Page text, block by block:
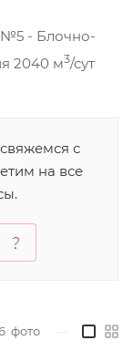
№5 - Блочно-
2040 м3/сут
с
на все
фото